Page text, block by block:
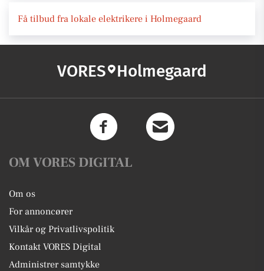
Få tilbud fra lokale elektrikere i Holmegaard
VORES Holmegaard
OM VORES DIGITAL
Om os
For annoncører
Vilkår og Privatlivspolitik
Kontakt VORES Digital
Administrer samtykke